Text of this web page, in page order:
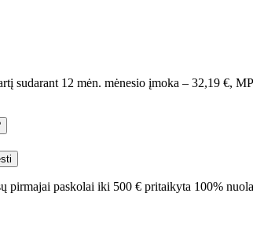
sudarant 12 mėn. mėnesio įmoka – 32,19 €,
pirmajai paskolai iki 500 € pritaikyta 100%